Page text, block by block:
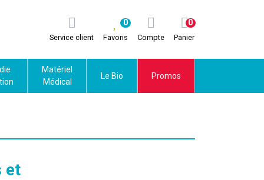
Service client Favoris
0
Compte Panier
0
Matériel
Médical
Le Bio Promos
et